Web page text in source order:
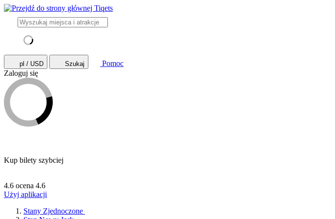
pl / USD Szukaj
Pomoc
Zaloguj się
Kup bilety szybciej
4.6 ocena 4.6
Użyj aplikacji
Stany Zjednoczone